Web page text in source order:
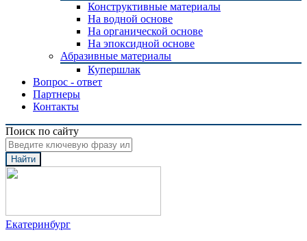
Конструктивные материалы
На водной основе
На органической основе
На эпоксидной основе
Абразивные материалы
Купершлак
Вопрос - ответ
Партнеры
Контакты
Поиск по сайту
Найти
Екатеринбург